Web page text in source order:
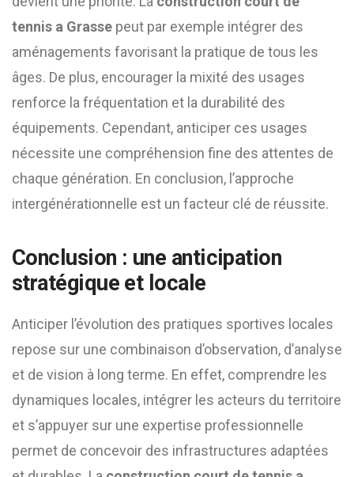
tennis a Grasse peut par exemple intégrer des
aménagements favorisant la pratique de tous les
âges. De plus, encourager la mixité des usages
renforce la fréquentation et la durabilité des
équipements. Cependant, anticiper ces usages
nécessite une compréhension fine des attentes de
chaque génération. En conclusion, l’approche
intergénérationnelle est un facteur clé de réussite.
Conclusion : une anticipation
stratégique et locale
Anticiper l’évolution des pratiques sportives locales
repose sur une combinaison d’observation, d’analyse
et de vision à long terme. En effet, comprendre les
dynamiques locales, intégrer les acteurs du territoire
et s’appuyer sur une expertise professionnelle
permet de concevoir des infrastructures adaptées